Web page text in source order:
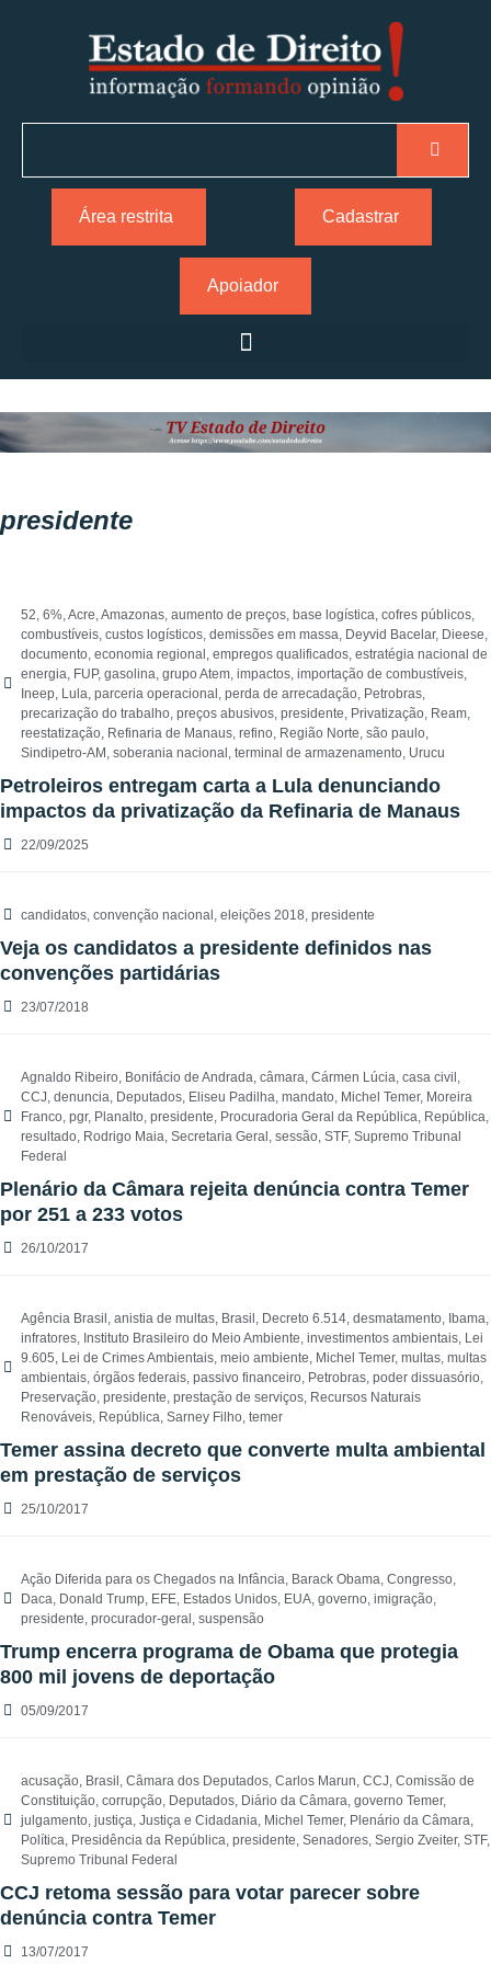
Área restrita Cadastrar
Apoiador
presidente
52, 6%,Acre,Amazonas, aumento de preços, base logística, cofres públicos,
combustíveis, custos logísticos, demissões em massa, Deyvid Bacelar, Dieese,
documento, economia regional , empregos qualificados, estratégia nacional de
energia, FUP, gasolina, grupo Atem, impactos, importação de combustíveis,
Ineep, Lula, parceria operacional , perda de arrecadação, Petrobras,
precarização do trabalho, preços abusivos, presidente, Privatização, Ream,
reestatização, Refinaria de Manaus, refino, Região Norte, são paulo,
Sindipetro-AM , soberania nacional , terminal de armazenamento, Urucu
Petroleiros entregam carta a Lula denunciando
impactos da privatização da Refinaria de Manaus
22/09/2025
candidatos, convenção nacional , eleições 2018, presidente
Veja os candidatos a presidente definidos nas
convenções partidárias
23/07/2018
Agnaldo Ribeiro, Bonifácio de Andrada, câmara, Cármen Lúcia, casa civil ,
CCJ, denuncia, Deputados, Eliseu Padilha, mandato, Michel Temer, Moreira
Franco, pgr, Planalto, presidente, Procuradoria Geral da República, República,
resultado, Rodrigo Maia, Secretaria Geral , sessão, STF, Supremo Tribunal
Federal
Plenário da Câmara rejeita denúncia contra Temer
por 251 a 233 votos
26/10/2017
Agência Brasil , anistia de multas, Brasil , Decreto 6.514, desmatamento, Ibama,
infratores, Instituto Brasileiro do Meio Ambiente, investimentos ambientais, Lei
9.605, Lei de Crimes Ambientais, meio ambiente, Michel Temer, multas, multas
ambientais, órgãos federais, passivo financeiro, Petrobras, poder dissuasório,
Preservação, presidente, prestação de serviços, Recursos Naturais
Renováveis, República, Sarney Filho, temer
Temer assina decreto que converte multa ambiental
em prestação de serviços
25/10/2017
Ação Diferida para os Chegados na Infância, Barack Obama, Congresso,
Daca, Donald Trump, EFE, Estados Unidos, EUA, governo, imigração,
presidente, procurador-geral , suspensão
Trump encerra programa de Obama que protegia
800 mil jovens de deportação
05/09/2017
acusação, Brasil , Câmara dos Deputados, Carlos Marun, CCJ, Comissão de
Constituição, corrupção, Deputados, Diário da Câmara, governo Temer,
julgamento, justiça, Justiça e Cidadania, Michel Temer, Plenário da Câmara,
Política, Presidência da República, presidente, Senadores, Sergio Zveiter, STF,
Supremo Tribunal Federal
CCJ retoma sessão para votar parecer sobre
denúncia contra Temer
13/07/2017